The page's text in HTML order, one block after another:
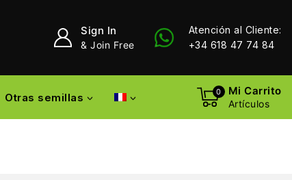
Sign In
& Join Free
Atención al Cliente:
+34 618 47 74 84
Otras semillas 0 Mi Carrito
Artículos